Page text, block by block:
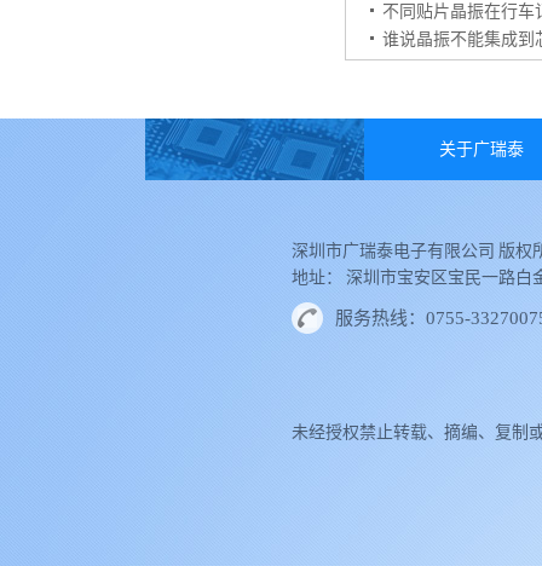
不同贴片晶振在行车
谁说晶振不能集成到
关于广瑞泰
深圳市广瑞泰电子有限公司 版权
地址： 深圳市宝安区宝民一路白
服务热线：0755-
未经授权禁止转载、摘编、复制